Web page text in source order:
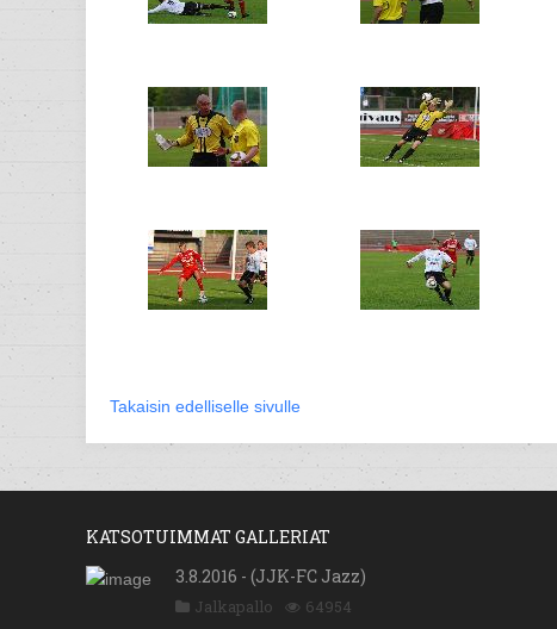
Takaisin edelliselle sivulle
KATSOTUIMMAT GALLERIAT
3.8.2016 - (JJK-FC Jazz)
Jalkapallo 64954